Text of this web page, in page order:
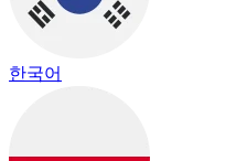
한국어